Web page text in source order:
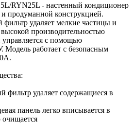
RYN25L - настенный кондиционер
продуманной конструкцией.
удаляет мелкие частицы и
производительностью
управляется с помощью
Модель работает с безопасным
фильтр удаляет содержащиеся в
панель легко вписывается в
очищается